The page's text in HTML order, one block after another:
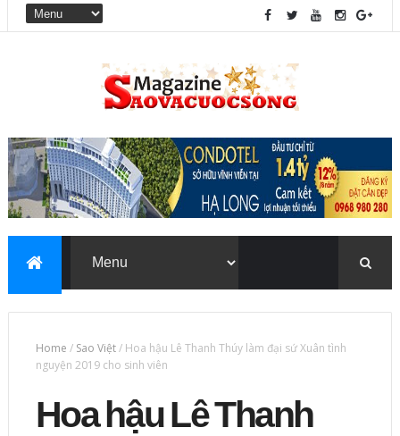
Home / Sao Việt/ Hoa hậu Lê Thanh Thúy làm đại sứ Xuân tình
nguyện 2019 cho sinh viên
Hoa hậu Lê Thanh